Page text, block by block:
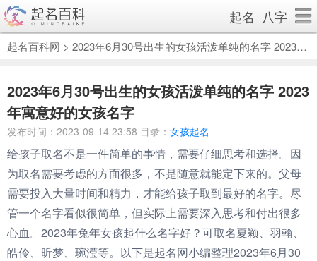
起名 八字
起名百科网 > 2023年6月30号出生的女孩活泼单纯的名字 2023年寓意好的女孩名字
2023年6月30号出生的女孩活泼单纯的名字 2023
年寓意好的女孩名字
发布时间：2023-09-14 23:58 目录： 女孩起名
给孩子取名不是一件简单的事情，需要仔细思考和选择。因
为取名需要考虑的方面很多，不是随意就能定下来的。父母
需要投入大量时间和精力，才能给孩子取到最好的名字。尽
管一个名字看似很简单，但实际上需要深入思考和付出很多
心血。2023年兔年女孩起什么名字好？可取名夏颖、羽翰、
皓伶、昕梦、琬滢等。以下是起名网小编整理2023年6月30